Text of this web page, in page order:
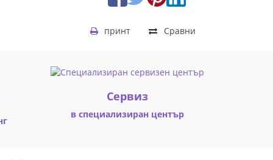
Сравни
принт
Cервиз
в специализиран център